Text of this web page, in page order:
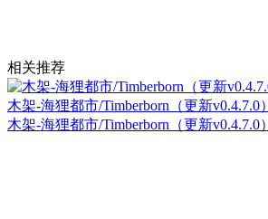
相关推荐
木架-海狸都市/Timberborn（更新v0.4.7.0）
木架-海狸都市/Timberborn（更新v0.4.7.0）